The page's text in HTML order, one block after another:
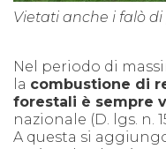
Vietati anche i falò
Nel periodo di
la combustione di
forestali è sempre
nazionale (D. lgs. n.
A questa si